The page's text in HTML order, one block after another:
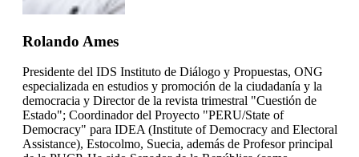
Rolando Ames
Presidente del IDS Instituto de Diálogo y Propuestas, ONG
especializada en estudios y promoción de la ciudadanía y la
democracia y Director de la revista trimestral "Cuestión de
Estado"; Coordinador del Proyecto "PERU/State of
Democracy" para IDEA (Institute of Democracy and Electoral
Assistance), Estocolmo, Suecia, además de Profesor principal